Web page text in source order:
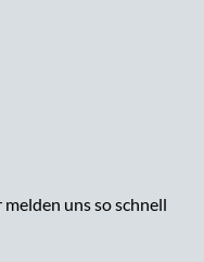
uns so schnell